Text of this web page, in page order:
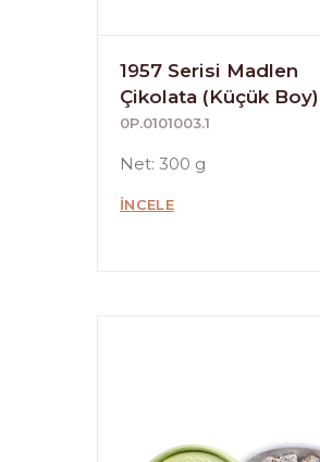
1957 Serisi Madlen
Çikolata (Küçük Boy)
0P.0101003.1
Net: 300 g
İNCELE